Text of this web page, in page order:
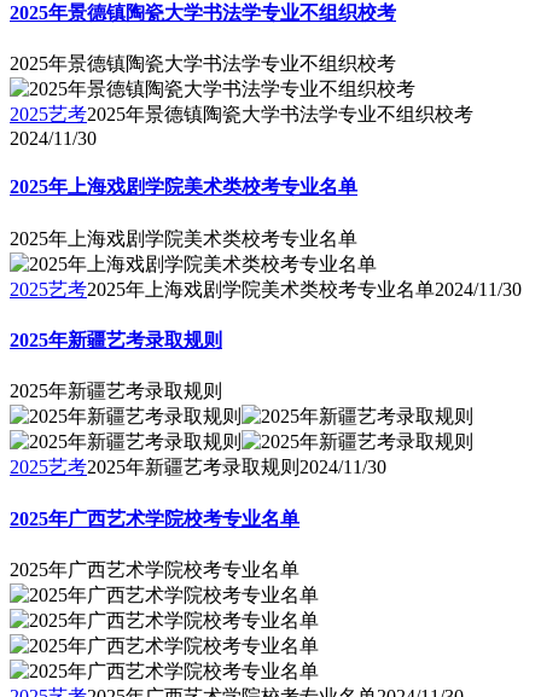
2025年景德镇陶瓷大学书法学专业不组织校考
2025年景德镇陶瓷大学书法学专业不组织校考
2025艺考2025年景德镇陶瓷大学书法学专业不组织校考
2024/11/30
2025年上海戏剧学院美术类校考专业名单
2025年上海戏剧学院美术类校考专业名单
2025艺考2025年上海戏剧学院美术类校考专业名单2024/11/30
2025年新疆艺考录取规则
2025年新疆艺考录取规则
2025艺考2025年新疆艺考录取规则 2024/11/30
2025年广西艺术学院校考专业名单
2025年广西艺术学院校考专业名单